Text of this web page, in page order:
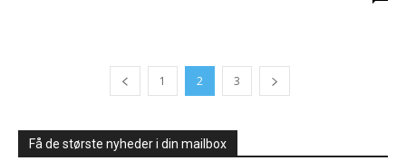
1 2 3
Få de største nyheder i din mailbox